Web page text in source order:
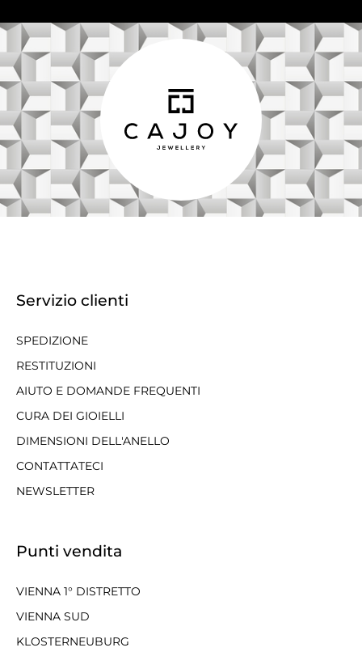
Servizio clienti
SPEDIZIONE
RESTITUZIONI
AIUTO E DOMANDE FREQUENTI
CURA DEI GIOIELLI
DIMENSIONI DELL'ANELLO
CONTATTATECI
NEWSLETTER
Punti vendita
VIENNA 1° DISTRETTO
VIENNA SUD
KLOSTERNEUBURG